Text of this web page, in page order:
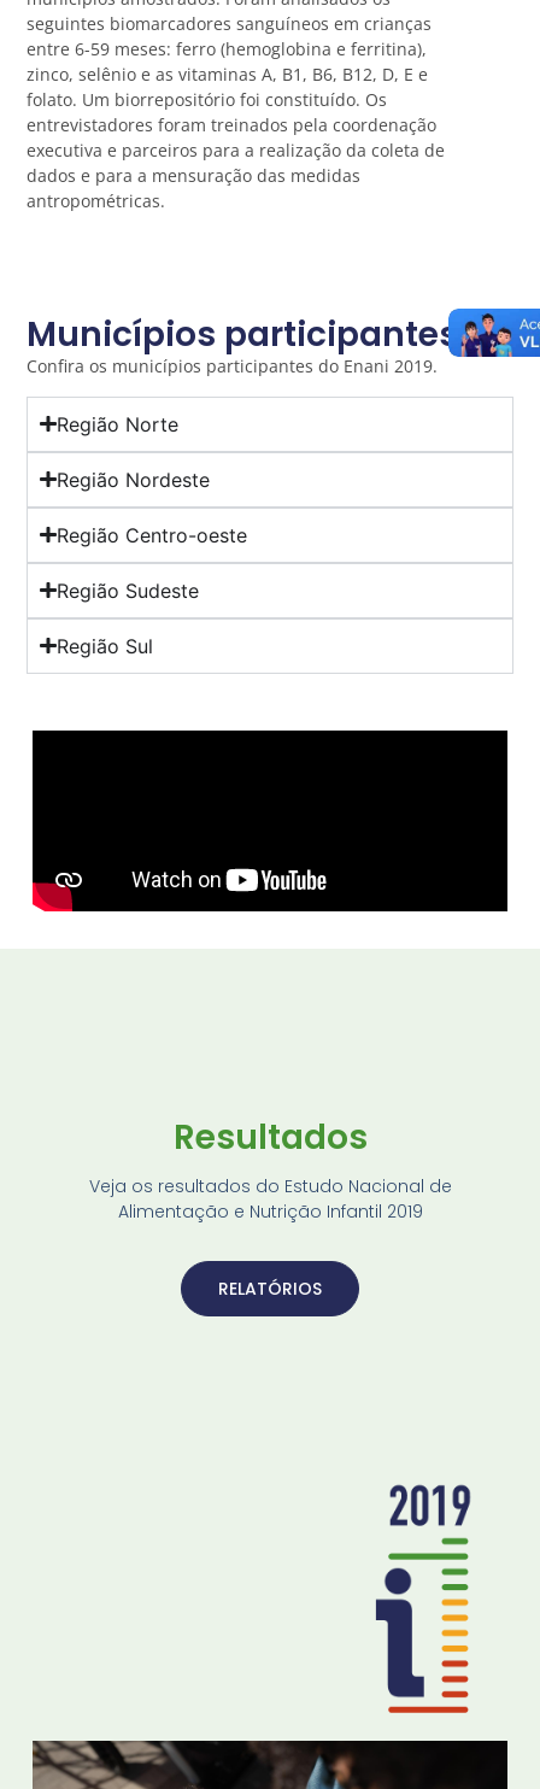
seguintes biomarcadores sanguíneos em crianças
entre 6-59 meses: ferro (hemoglobina e ferritina),
zinco, selênio e as vitaminas A, B1, B6, B12, D, E e
folato. Um biorrepositório foi constituído. Os
entrevistadores foram treinados pela coordenação
executiva e parceiros para a realização da coleta de
dados e para a mensuração das medidas
antropométricas.
Municípios participantes
Confira os municípios participantes do Enani 2019.
Região Norte
Região Nordeste
Região Centro-oeste
Região Sudeste
Região Sul
Resultados
Veja os resultados do Estudo Nacional de
Alimentação e Nutrição Infantil 2019
RELATÓRIOS